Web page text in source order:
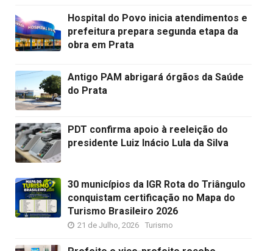
Hospital do Povo inicia atendimentos e
prefeitura prepara segunda etapa da
obra em Prata
Antigo PAM abrigará órgãos da Saúde
do Prata
PDT confirma apoio à reeleição do
presidente Luiz Inácio Lula da Silva
30 municípios da IGR Rota do Triângulo
conquistam certificação no Mapa do
Turismo Brasileiro 2026
21 de Julho, 2026 Turismo